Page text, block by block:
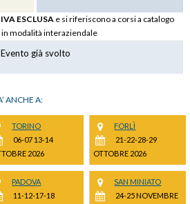
IVA ESCLUSAe si riferiscono a corsi a catalogo
in modalità interaziendale
Evento già svolto
ANCHE A:
TORINO
06-07 13-14
2026
FORLÌ
21-22-28-29
OTTOBRE 2026
PADOVA
11-12-17-18
SAN MINIATO
24-25 NOVEMBRE